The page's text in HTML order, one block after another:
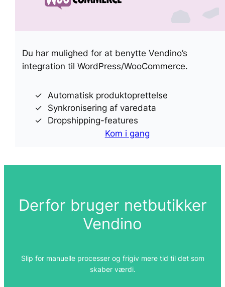
Du har mulighed for at benytte Vendino’s
integration til WordPress/WooCommerce.
Automatisk produktoprettelse
Synkronisering af varedata
Dropshipping-features
Kom i gang
Derfor bruger netbutikker
Vendino
Slip for manuelle processer og frigiv mere tid til det som
skaber værdi.